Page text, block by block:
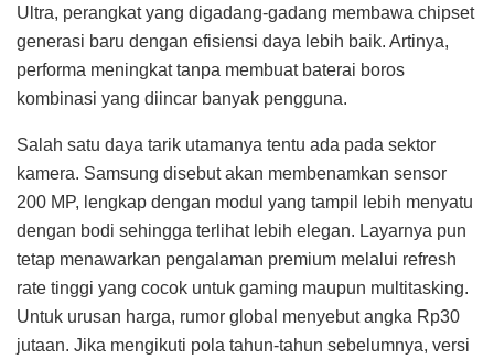
Ultra, perangkat yang digadang-gadang membawa chipset
generasi baru dengan efisiensi daya lebih baik. Artinya,
performa meningkat tanpa membuat baterai boros
kombinasi yang diincar banyak pengguna.
Salah satu daya tarik utamanya tentu ada pada sektor
kamera. Samsung disebut akan membenamkan sensor
200 MP, lengkap dengan modul yang tampil lebih menyatu
dengan bodi sehingga terlihat lebih elegan. Layarnya pun
tetap menawarkan pengalaman premium melalui refresh
rate tinggi yang cocok untuk gaming maupun multitasking.
Untuk urusan harga, rumor global menyebut angka Rp30
jutaan. Jika mengikuti pola tahun-tahun sebelumnya, versi